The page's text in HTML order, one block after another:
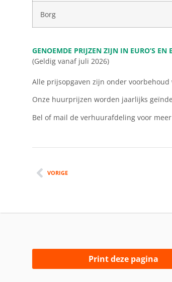
Borg
GENOEMDE PRIJZEN ZIJN IN EURO’S EN
(Geldig vanaf juli 2026)
Alle prijsopgaven zijn onder
Onze huurprijzen worden jaarlijks
Bel of mail de verhuurafdeling voor
VORIGE
Print deze pagina